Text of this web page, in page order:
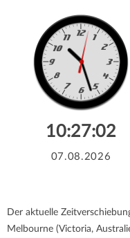
10:27:03
07.08.2026
Der aktuelle
Melbourne (Victoria,